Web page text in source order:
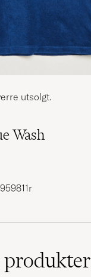
Wash
utsolgt.
produkter